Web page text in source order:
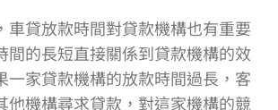
車貸放款時間對貸款機構也有重要
間的長短直接關係到貸款機構的效
一家貸款機構的放款時間過長，客
他機構尋求貸款，對這家機構的競